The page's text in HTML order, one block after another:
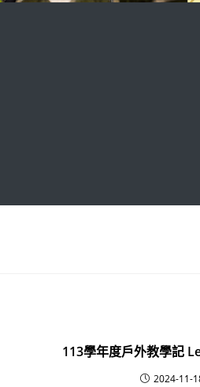
113學年度戶外教學記
2024-11-